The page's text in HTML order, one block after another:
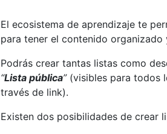
El ecosistema de aprendizaje te
para tener el contenido organizado
Podrás crear tantas listas como
“Lista pública”(visibles para todos
través de link).
Existen dos posibilidades de crear